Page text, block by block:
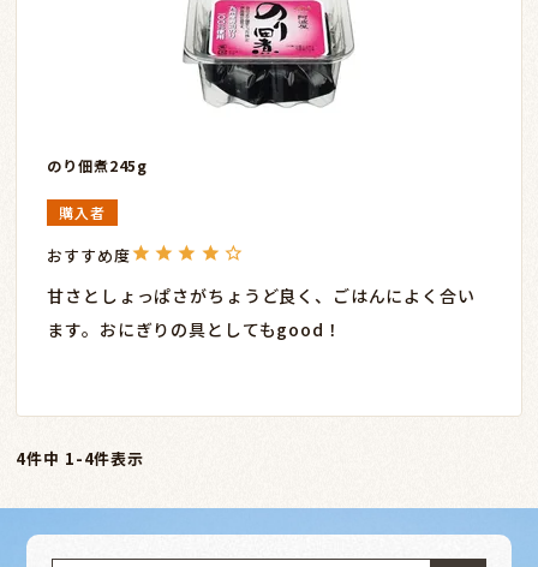
のり佃煮245g
購入者
甘さとしょっぱさがちょうど良く、ごはんによく合い
ます。おにぎりの具としてもgood！
4件中 1-4件表示